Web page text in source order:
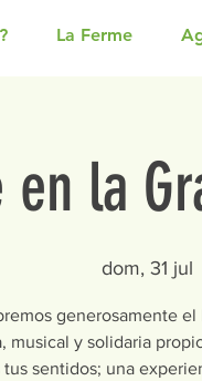
La Ferme
en la
dom, 31 jul
generosamente
musical y solidaria
tus sentidos; una